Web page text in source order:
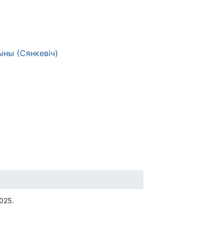
(Сянкевіч)